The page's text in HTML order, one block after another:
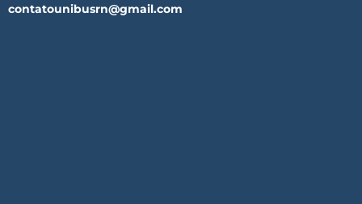
contatounibusrn@gmail.com